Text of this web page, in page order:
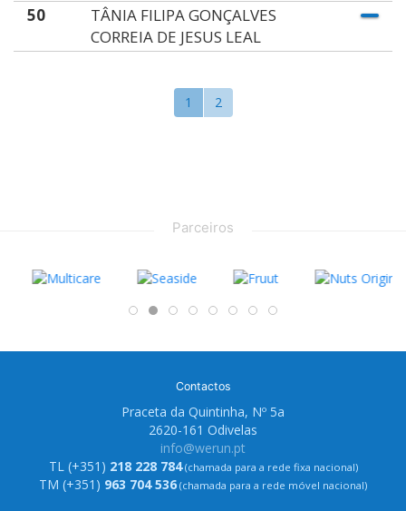
50
TÂNIA FILIPA GONÇALVES
CORREIA DE JESUS LEAL
1 2
Parceiros
Contactos
Praceta da Quintinha, Nº 5a
2620-161 Odivelas
info@werun.pt
TL (+351) 218 228 784(chamada para a rede fixa nacional)
TM (+351) 963 704 536 (chamada para a rede móvel nacional)